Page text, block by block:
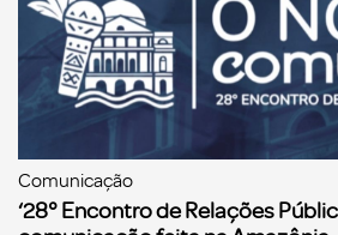
Comunicação
‘28° Encontro de Relações